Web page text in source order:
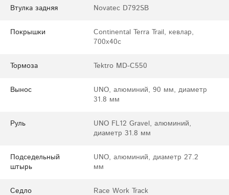
Втулка задняя Novatec D792SB
Покрышки
Continental Terra Trail, кевлар,
700x40c
Тормоза Tektro MD-C550
Вынос
UNO, алюминий, 90 мм, диаметр
31.8 мм
Руль
UNO FL12 Gravel, алюминий,
диаметр 31.8 мм
Подседельный
штырь
UNO, алюминий, диаметр 27.2
мм
Седло Race Work Track